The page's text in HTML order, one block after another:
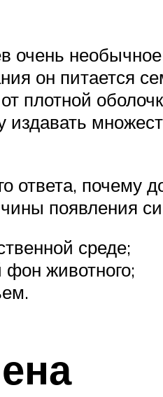
очень
он питается
плотной
ответа,
появления
среде;
животного;